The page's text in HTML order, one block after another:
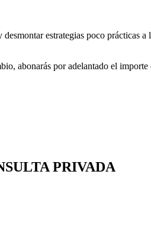
estrategias poco prácticas
abonarás por adelantado el
PRIVADA